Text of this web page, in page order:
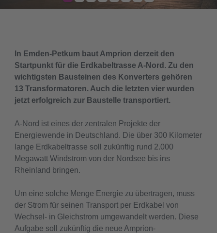
In Emden-Petkum baut Amprion derzeit den
Startpunkt für die Erdkabeltrasse A-Nord. Zu den
wichtigsten Bausteinen des Konverters gehören
13 Transformatoren. Auch die letzten vier wurden
jetzt erfolgreich zur Baustelle transportiert.
A-Nord ist eines der zentralen Projekte der
Energiewende in Deutschland. Die über 300 Kilometer
lange Erdkabeltrasse soll zukünftig rund 2.000
Megawatt Windstrom von der Nordsee bis ins
Rheinland bringen.
Um eine solche Menge Energie zu übertragen, muss
der Strom für seinen Transport per Erdkabel von
Wechsel- in Gleichstrom umgewandelt werden. Diese
Aufgabe soll zukünftig die neue Amprion-